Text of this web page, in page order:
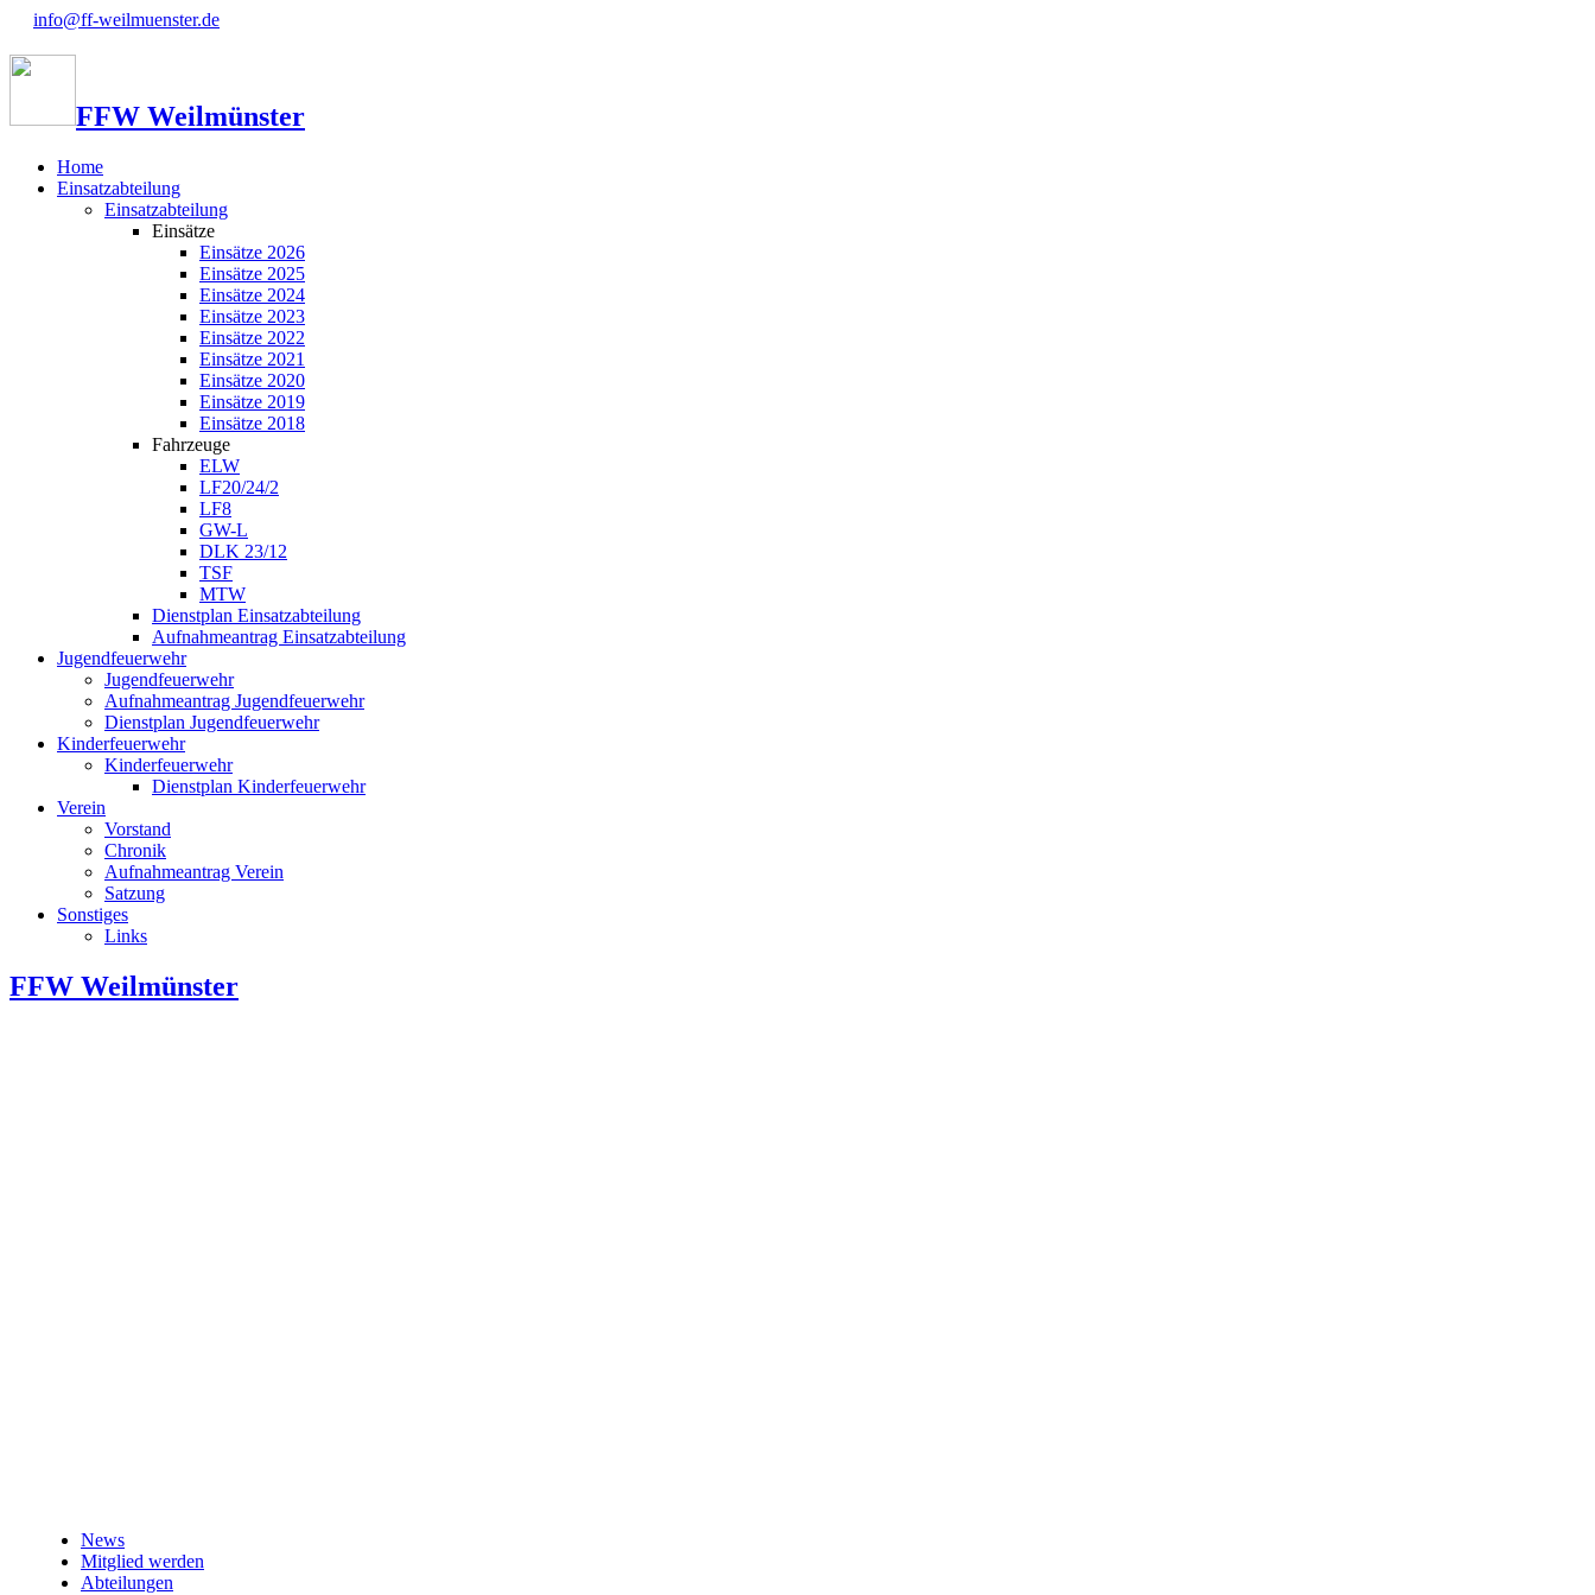
info@ff-weilmuenster.de
FFW Weilmünster
Home
Einsatzabteilung
Einsatzabteilung
Einsätze
Einsätze 2026
Einsätze 2025
Einsätze 2024
Einsätze 2023
Einsätze 2022
Einsätze 2021
Einsätze 2020
Einsätze 2019
Einsätze 2018
Fahrzeuge
ELW
LF20/24/2
LF8
GW-L
DLK 23/12
TSF
MTW
Dienstplan Einsatzabteilung
Aufnahmeantrag Einsatzabteilung
Jugendfeuerwehr
Jugendfeuerwehr
Aufnahmeantrag Jugendfeuerwehr
Dienstplan Jugendfeuerwehr
Kinderfeuerwehr
Kinderfeuerwehr
Dienstplan Kinderfeuerwehr
Verein
Vorstand
Chronik
Aufnahmeantrag Verein
Satzung
Sonstiges
Links
FFW Weilmünster
News
Mitglied werden
Abteilungen